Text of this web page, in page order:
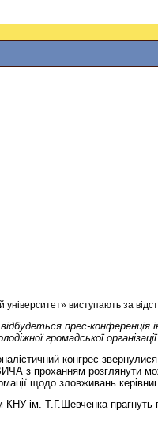
університет» виступають за
прес-конференція
громадської
конгрес
з проханням розглянути
щодо зловживань
КНУ ім. Т.Г.Шевченка